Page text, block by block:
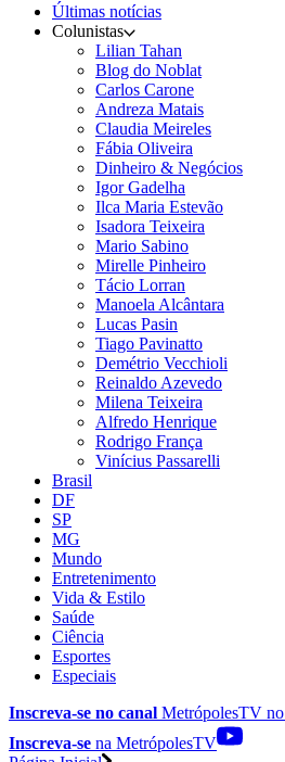
Últimas notícias
Colunistas
Lilian Tahan
Blog do Noblat
Carlos Carone
Andreza Matais
Claudia Meireles
Fábia Oliveira
Dinheiro & Negócios
Igor Gadelha
Ilca Maria Estevão
Isadora Teixeira
Mario Sabino
Mirelle Pinheiro
Tácio Lorran
Manoela Alcântara
Lucas Pasin
Tiago Pavinatto
Demétrio Vecchioli
Reinaldo Azevedo
Milena Teixeira
Alfredo Henrique
Rodrigo França
Vinícius Passarelli
Brasil
DF
SP
MG
Mundo
Entretenimento
Vida & Estilo
Saúde
Ciência
Esportes
Especiais
Inscreva-se no canal MetrópolesTV no
Inscreva-se na MetrópolesTV